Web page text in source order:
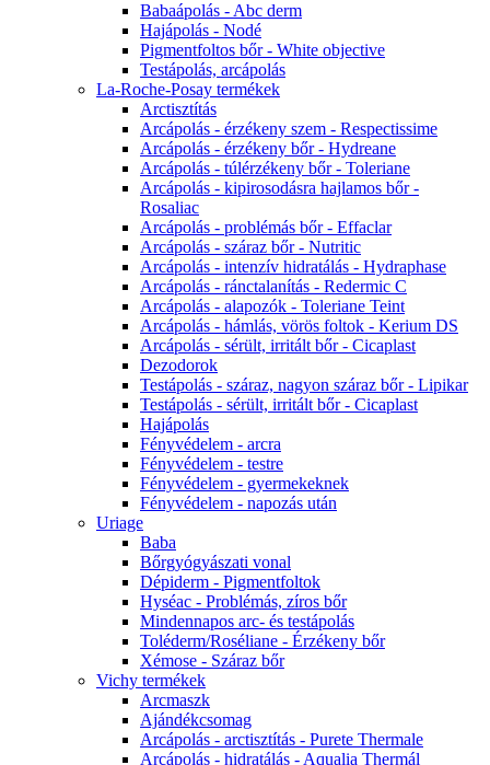
Babaápolás - Abc derm
Hajápolás - Nodé
Pigmentfoltos bőr - White objective
Testápolás, arcápolás
La-Roche-Posay termékek
Arctisztítás
Arcápolás - érzékeny szem - Respectissime
Arcápolás - érzékeny bőr - Hydreane
Arcápolás - túlérzékeny bőr - Toleriane
Arcápolás - kipirosodásra hajlamos bőr -
Rosaliac
Arcápolás - problémás bőr - Effaclar
Arcápolás - száraz bőr - Nutritic
Arcápolás - intenzív hidratálás - Hydraphase
Arcápolás - ránctalanítás - Redermic C
Arcápolás - alapozók - Toleriane Teint
Arcápolás - hámlás, vörös foltok - Kerium DS
Arcápolás - sérült, irritált bőr - Cicaplast
Dezodorok
Testápolás - száraz, nagyon száraz bőr - Lipikar
Testápolás - sérült, irritált bőr - Cicaplast
Hajápolás
Fényvédelem - arcra
Fényvédelem - testre
Fényvédelem - gyermekeknek
Fényvédelem - napozás után
Uriage
Baba
Bőrgyógyászati vonal
Dépiderm - Pigmentfoltok
Hyséac - Problémás, zíros bőr
Mindennapos arc- és testápolás
Toléderm/Roséliane - Érzékeny bőr
Xémose - Száraz bőr
Vichy termékek
Arcmaszk
Ajándékcsomag
Arcápolás - arctisztítás - Purete Thermale
Arcápolás - hidratálás - Aqualia Thermál